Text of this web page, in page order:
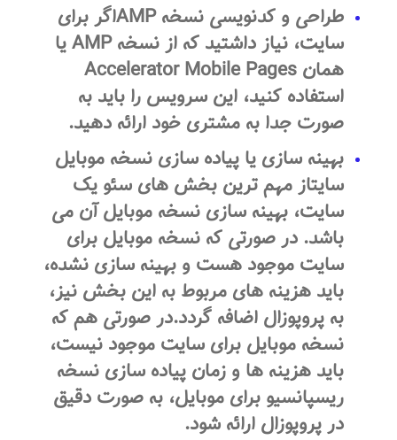
طراحی و کدنویسی نسخه AMPاگر برای
سایت، نیاز داشتید که از نسخه AMP یا
همان Accelerator Mobile Pages
استفاده کنید، این سرویس را باید به
صورت جدا به مشتری خود ارائه دهید.
بهینه سازی یا پیاده سازی نسخه موبایل
سایتاز مهم ترین بخش های سئو یک
سایت، بهینه سازی نسخه موبایل آن می
باشد. در صورتی که نسخه موبایل برای
سایت موجود هست و بهینه سازی نشده،
باید هزینه های مربوط به این بخش نیز،
به پروپوزال اضافه گردد.در صورتی هم که
نسخه موبایل برای سایت موجود نیست،
باید هزینه ها و زمان پیاده سازی نسخه
ریسپانسیو برای موبایل، به صورت دقیق
در پروپوزال ارائه شود.